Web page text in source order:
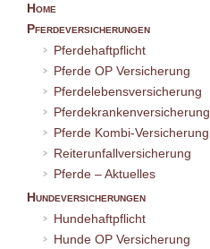
Home
Pferdeversicherungen
Pferdehaftpflicht
Pferde OP Versicherung
Pferdelebensversicherung
Pferdekrankenversicherung
Pferde Kombi-Versicherung
Reiterunfallversicherung
Pferde – Aktuelles
Hundeversicherungen
Hundehaftpflicht
Hunde OP Versicherung